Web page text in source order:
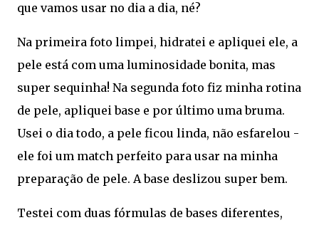
que vamos usar no dia a dia, né?
Na primeira foto limpei, hidratei e apliquei ele, a
pele está com uma luminosidade bonita, mas
super sequinha! Na segunda foto fiz minha rotina
de pele, apliquei base e por último uma bruma.
Usei o dia todo, a pele ficou linda, não esfarelou -
ele foi um match perfeito para usar na minha
preparação de pele. A base deslizou super bem.
Testei com duas fórmulas de bases diferentes,